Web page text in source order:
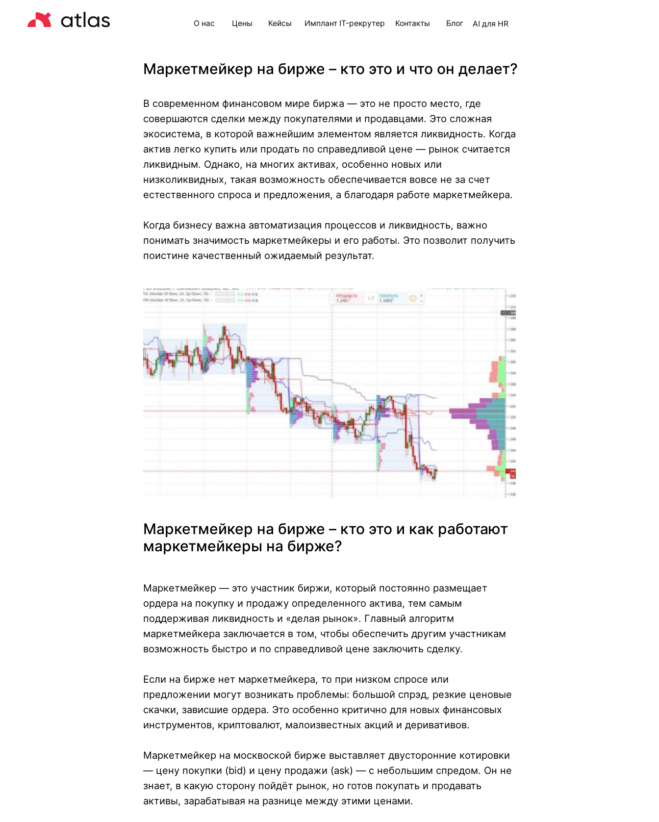
Цены Контакты Блог AI для HR
Кейсы Имплант IT-рекрутер
Маркетмейкер на бирже – кто это и что он делает?
В современном финансовом мире биржа — это не просто место, где
совершаются сделки между покупателями и продавцами. Это сложная
экосистема, в которой важнейшим элементом является ликвидность. Когда
актив легко купить или продать по справедливой цене — рынок считается
ликвидным. Однако, на многих активах, особенно новых или
низколиквидных, такая возможность обеспечивается вовсе не за счет
естественного спроса и предложения, а благодаря работе маркетмейкера.
Когда бизнесу важна автоматизация процессов и ликвидность, важно
понимать значимость маркетмейкеры и его работы. Это позволит получить
поистине качественный ожидаемый результат.
Маркетмейкер на бирже – кто это и как работают
маркетмейкеры на бирже?
Маркетмейкер — это участник биржи, который постоянно размещает
ордера на покупку и продажу определенного актива, тем самым
поддерживая ликвидность и «делая рынок». Главный алгоритм
маркетмейкера заключается в том, чтобы обеспечить другим участникам
возможность быстро и по справедливой цене заключить сделку.
Если на бирже нет маркетмейкера, то при низком спросе или
предложении могут возникать проблемы: большой спрэд, резкие ценовые
скачки, зависшие ордера. Это особенно критично для новых финансовых
инструментов, криптовалют, малоизвестных акций и деривативов.
Маркетмейкер на москвоской бирже выставляет двусторонние котировки
— цену покупки (bid) и цену продажи (ask) — с небольшим спредом. Он не
знает, в какую сторону пойдёт рынок, но готов покупать и продавать
активы, зарабатывая на разнице между этими ценами.